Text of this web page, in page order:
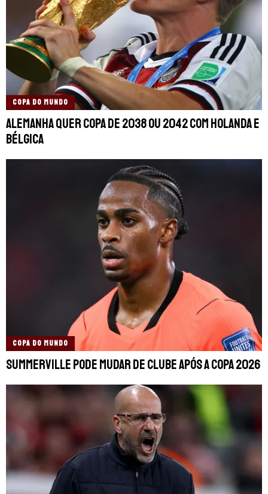
COPA DO MUNDO
Alemanha quer Copa de 2038 ou 2042 com Holanda e
Bélgica
COPA DO MUNDO
Summerville pode mudar de clube após a Copa 2026